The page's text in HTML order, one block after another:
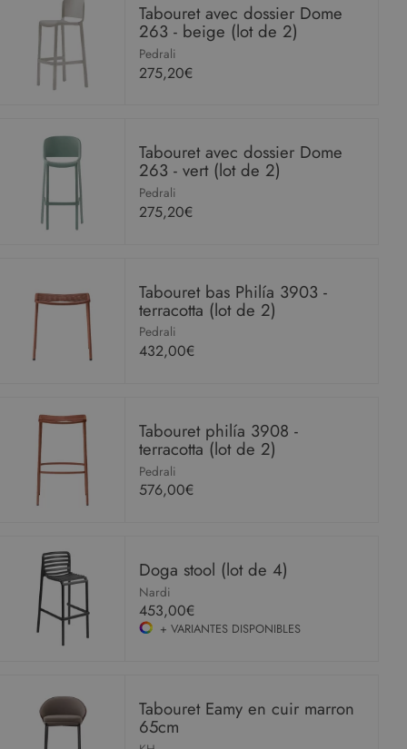
Tabouret avec dossier Dome
263 - beige (lot de 2)
Pedrali
275,20€
Tabouret avec dossier Dome
263 - vert (lot de 2)
Pedrali
275,20€
Tabouret bas Philía 3903 -
terracotta (lot de 2)
Pedrali
432,00€
Tabouret philía 3908 -
terracotta (lot de 2)
Pedrali
576,00€
Doga stool (lot de 4)
Nardi
453,00€
+ VARIANTES DISPONIBLES
Tabouret Eamy en cuir marron
65cm